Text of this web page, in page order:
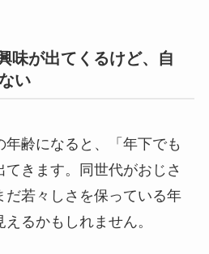
味が出てくるけど、自
い
齢になると、「年下でも
きます。同世代がおじさ
だ若々しさを保っている年
るかもしれません。